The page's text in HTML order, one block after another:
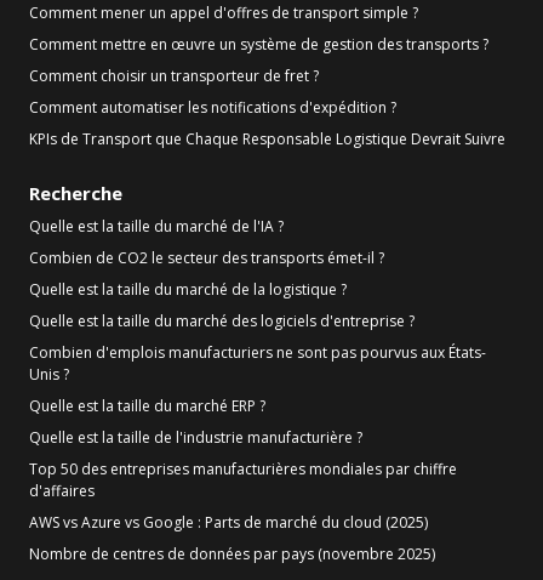
Comment mener un appel d'offres de transport simple ?
Comment mettre en œuvre un système de gestion des transports ?
Comment choisir un transporteur de fret ?
Comment automatiser les notifications d'expédition ?
KPIs de Transport que Chaque Responsable Logistique Devrait Suivre
Recherche
Quelle est la taille du marché de l'IA ?
Combien de CO2 le secteur des transports émet-il ?
Quelle est la taille du marché de la logistique ?
Quelle est la taille du marché des logiciels d'entreprise ?
Combien d'emplois manufacturiers ne sont pas pourvus aux États-
Unis ?
Quelle est la taille du marché ERP ?
Quelle est la taille de l'industrie manufacturière ?
Top 50 des entreprises manufacturières mondiales par chiffre
d'affaires
AWS vs Azure vs Google : Parts de marché du cloud (2025)
Nombre de centres de données par pays (novembre 2025)